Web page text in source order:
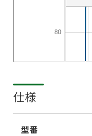
仕様
型番